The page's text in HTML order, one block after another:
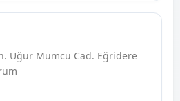
Uğur Mumcu Cad. Eğridere